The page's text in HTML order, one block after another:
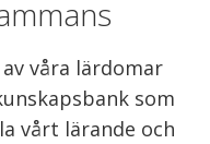
våra lärdomar
som
vårt lärande och